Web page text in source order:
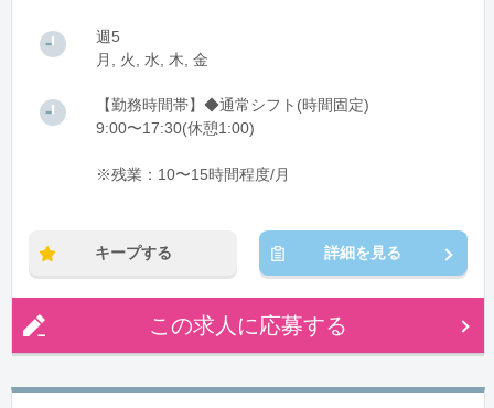
週5
月, 火, 水, 木, 金
【勤務時間帯】◆通常シフト(時間固定)
9:00〜17:30(休憩1:00)
※残業：10〜15時間程度/月
キープする 詳細を見る
この求人に応募する